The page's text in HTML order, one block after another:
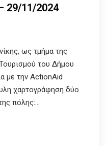
29/11/2024
ως τμήμα της
του Δήμου
με την ActionAid
χαρτογράφηση δύο
πόλης:...